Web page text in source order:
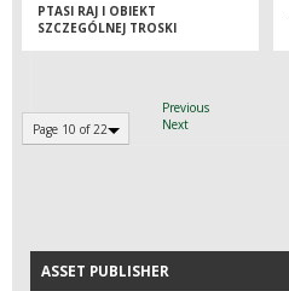
PTASI RAJ I OBIEKT
SZCZEGÓLNEJ TROSKI
Page 10 of 22
Previous
Next
ASSET PUBLISHER
ASSET PUBLISHER